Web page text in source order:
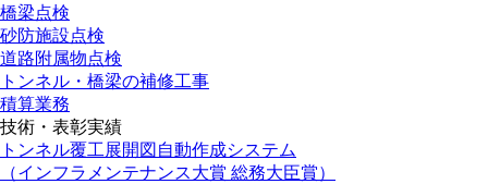
橋梁点検
砂防施設点検
道路附属物点検
トンネル・橋梁の補修工事
積算業務
技術・表彰実績
トンネル覆工展開図自動作成システム
（インフラメンテナンス大賞 総務大臣賞）